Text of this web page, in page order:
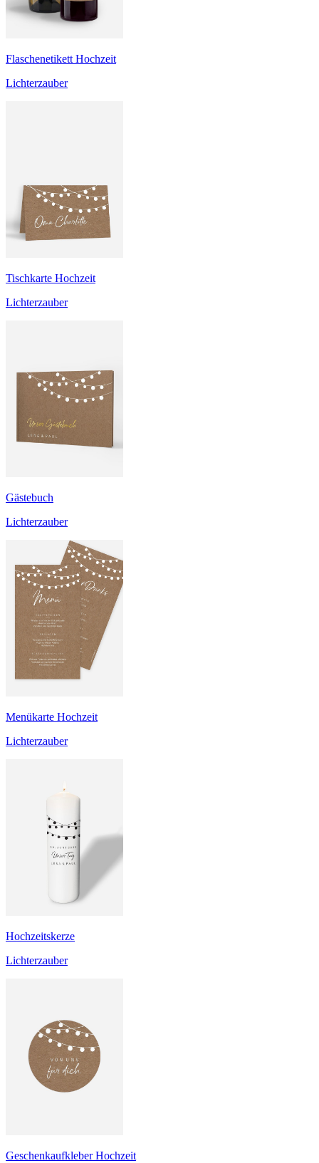
Flaschenetikett Hochzeit
Lichterzauber
Tischkarte Hochzeit
Lichterzauber
Gästebuch
Lichterzauber
Menükarte Hochzeit
Lichterzauber
Hochzeitskerze
Lichterzauber
Geschenkaufkleber Hochzeit